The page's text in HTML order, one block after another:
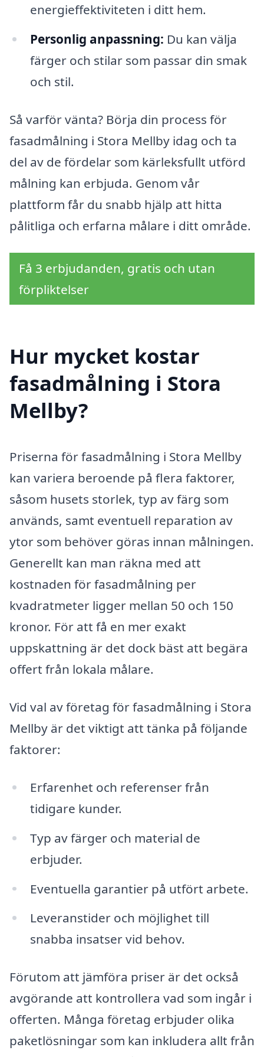
energieffektiviteten i ditt hem.
Personlig anpassning: Du kan välja
färger och stilar som passar din smak
och stil.
Så varför vänta? Börja din process för
fasadmålning i Stora Mellby idag och ta
del av de fördelar som kärleksfullt utförd
målning kan erbjuda. Genom vår
plattform får du snabb hjälp att hitta
pålitliga och erfarna målare i ditt område.
Få 3 erbjudanden, gratis och utan
förpliktelser
Hur mycket kostar
fasadmålning i Stora
Mellby?
Priserna för fasadmålning i Stora Mellby
kan variera beroende på flera faktorer,
såsom husets storlek, typ av färg som
används, samt eventuell reparation av
ytor som behöver göras innan målningen.
Generellt kan man räkna med att
kostnaden för fasadmålning per
kvadratmeter ligger mellan 50 och 150
kronor. För att få en mer exakt
uppskattning är det dock bäst att begära
offert från lokala målare.
Vid val av företag för fasadmålning i Stora
Mellby är det viktigt att tänka på följande
faktorer:
Erfarenhet och referenser från
tidigare kunder.
Typ av färger och material de
erbjuder.
Eventuella garantier på utfört arbete.
Leveranstider och möjlighet till
snabba insatser vid behov.
Förutom att jämföra priser är det också
avgörande att kontrollera vad som ingår i
offerten. Många företag erbjuder olika
paketlösningar som kan inkludera allt från